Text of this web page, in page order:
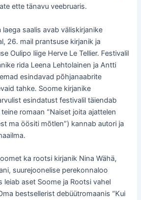
ette tänavu veebruaris.
laega saalis avab väliskirjanike
26. mail prantsuse kirjanik ja
Oulipo liige Herve Le Tellier. Festivalil
rida Leena Lehtolainen ja Antti
esindavad põhjanaabrite
tahke. Soome kirjanike
esindatust festivalil täiendab
romaan “Naiset joita ajattelen
ma öösiti mõtlen”) kannab autori ja
ka rootsi kirjanik Nina Wähä,
suurejoonelise perekonnaloo
leiab aset Soome ja Rootsi vahel
bestsellerist debüütromaanis “Kui